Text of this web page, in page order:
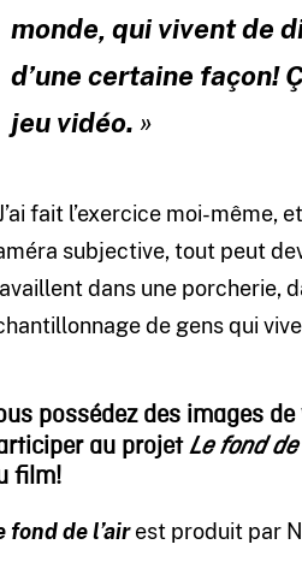
monde, qui vivent de
d’une certaine façon!
jeu vidéo. »
fait l’exercice moi-même,
subjective, tout peut
dans une porcherie,
de gens qui
possédez des images
au projetLe fond de
film!
fond de l’air est produit par